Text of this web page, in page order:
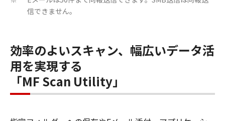
信できません。
効率のよいスキャン、幅広いデータ活
用を実現する
「MF Scan Utility」